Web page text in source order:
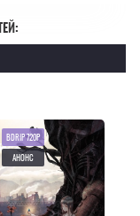
BDRIP 720P
АНОНС